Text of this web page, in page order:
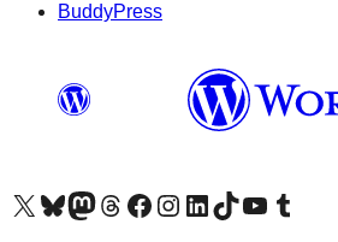
BuddyPress
Visit our X (formerly Twitter) account
Visit our Bluesky account
Επισκεφθείτε τον λογαριασμό μας στο Mastodon
Visit our Threads account
Επισκεφτείτε τη σελίδα μας στο Facebook
Επισκεφθείτε τον λογαριασμό μας Instagram
Επισκεφθείτε τον λογαριασμό μας LinkedIn
Visit our TikTok account
Visit our YouTube channel
Visit our Tumblr